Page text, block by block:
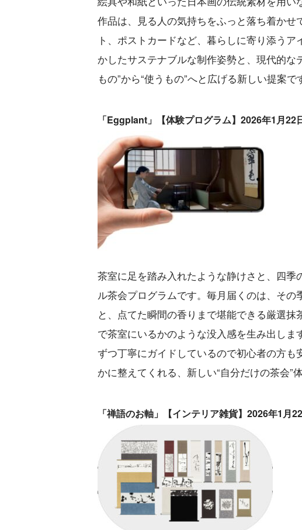
作品は、見る人の気持ちをふっと落ち着か
ト、ポストカードなど、暮らしに寄り添う
かしたサステナブルな制作姿勢と、現代的
もの”から“使うもの”へと広げる新しい提案で
「Eggplant」【体験プログラム】2026年1月22
茶室に足を踏み入れたような静けさと、四
ル茶会プログラムです。毎月届くのは、そ
と、点てた瞬間の香りまで堪能できる厳選
で茶室にいるかのような没入感を生み出し
ずつ丁寧にガイドしているので初心者の方
かに整えてくれる、新しい“自分だけの茶会”体
「禅語のお軸」【インテリア雑貨】2026年1月